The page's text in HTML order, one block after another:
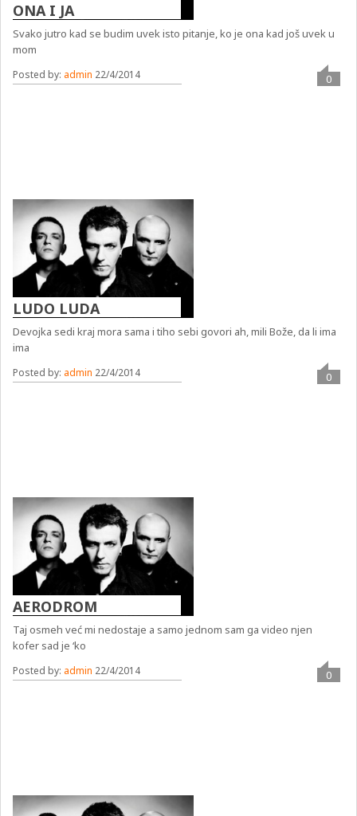
ONA I JA
Svako jutro kad se budim uvek isto pitanje, ko je ona kad još uvek u
mom
Posted by: admin 22/4/2014 0
LUDO LUDA
Devojka sedi kraj mora sama i tiho sebi govori ah, mili Bože, da li ima
ima
Posted by: admin 22/4/2014 0
AERODROM
Taj osmeh već mi nedostaje a samo jednom sam ga video njen
kofer sad je ‘ko
Posted by: admin 22/4/2014 0